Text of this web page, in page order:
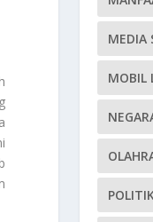
MEDIA
MOBIL